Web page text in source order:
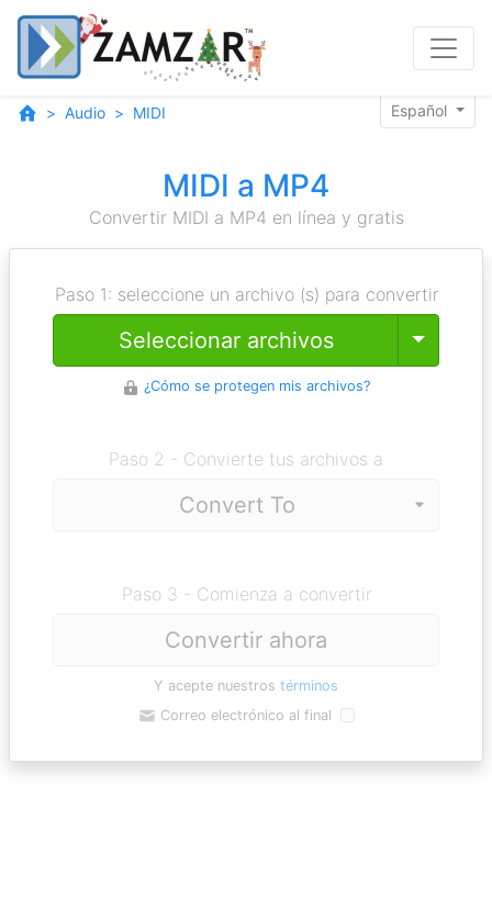
Audio MIDI Español
MIDI a MP4
Convertir MIDI a MP4 en línea y gratis
Paso 1: seleccione un archivo (s) para convertir
Seleccionar archivos Toggle
¿Cómo se protegen mis archivos?
Paso 2 - Convierte tus archivos a
Paso 3 - Comienza a convertir
Convertir ahora
Y acepte nuestros términos
Correo electrónico al final